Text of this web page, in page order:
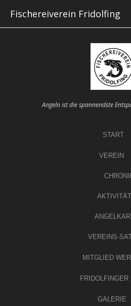
Fischereiverein Fridolfing
Angeln ist die spannendste
START
VEREIN
VEREINS-
MITGLIED
FRIDOLFINGER
GALERIE